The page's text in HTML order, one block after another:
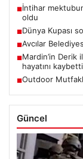
■İntihar
oldu
■Dünya Kupası
■Avcılar
■Mardin’in Derik
hayatını kaybetti
■Outdoor
Güncel